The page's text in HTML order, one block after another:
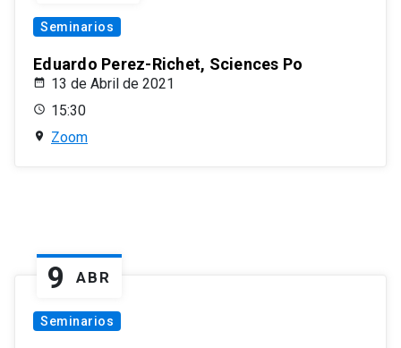
Seminarios
Eduardo Perez-Richet, Sciences Po
13 de Abril de 2021
15:30
Zoom
9 ABR
Seminarios